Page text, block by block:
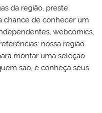
da região, preste
chance de conhecer um
webcomics,
nossa região
montar uma seleção
são, e conheça seus